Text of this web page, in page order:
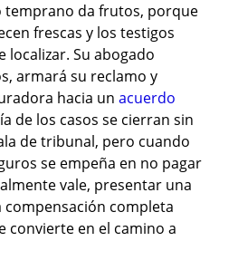
temprano da frutos, porque
frescas y los testigos
localizar. Su abogado
armará su reclamo y
hacia un acuerdo
de los casos se cierran sin
de tribunal, pero cuando
se empeña en no pagar
vale, presentar una
compensación completa
convierte en el camino a